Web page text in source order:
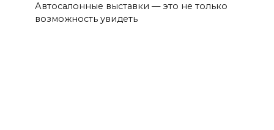
Автосалонные выставки — это не только
возможность увидеть